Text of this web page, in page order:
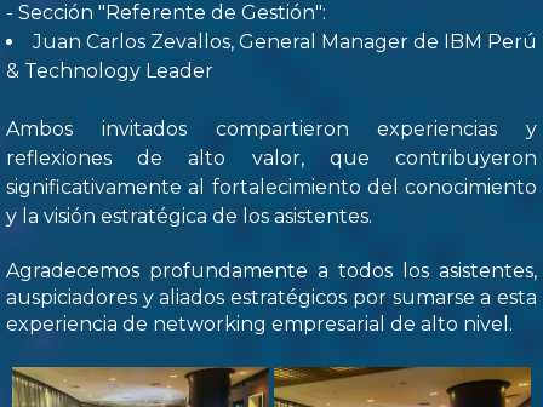
- Sección "Referente de Gestión":
Juan Carlos Zevallos, General Manager de IBM Perú
& Technology Leader
Ambos invitados compartieron experiencias y
reflexiones de alto valor, que contribuyeron
significativamente al fortalecimiento del conocimiento
y la visión estratégica de los asistentes.
Agradecemos profundamente a todos los asistentes,
auspiciadores y aliados estratégicos por sumarse a esta
experiencia de networking empresarial de alto nivel.